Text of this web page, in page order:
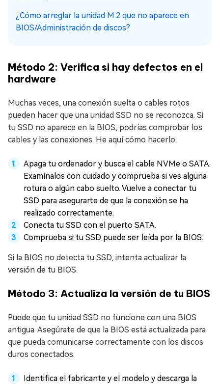
¿Cómo arreglar la unidad M.2 que no aparece en
BIOS/Administración de discos?
Método 2: Verifica si hay defectos en el
hardware
Muchas veces, una conexión suelta o cables rotos
pueden hacer que una unidad SSD no se reconozca. Si
tu SSD no aparece en la BIOS, podrías comprobar los
cables y las conexiones. He aquí cómo hacerlo:
Apaga tu ordenador y busca el cable NVMe o SATA.
Examínalos con cuidado y comprueba si ves alguna
rotura o algún cabo suelto. Vuelve a conectar tu
SSD para asegurarte de que la conexión se ha
realizado correctamente.
Conecta tu SSD con el puerto SATA.
Comprueba si tu SSD puede ser leída por la BIOS.
Si la BIOS no detecta tu SSD, intenta actualizar la
versión de tu BIOS.
Método 3: Actualiza la versión de tu BIOS
Puede que tu unidad SSD no funcione con una BIOS
antigua. Asegúrate de que la BIOS está actualizada para
que pueda comunicarse correctamente con los discos
duros conectados.
Identifica el fabricante y el modelo y descarga la